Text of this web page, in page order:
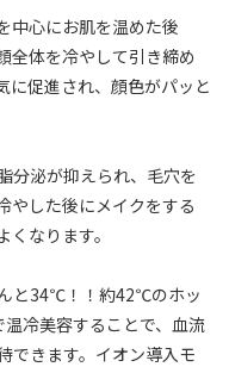
中心にお肌を温めた後
全体を冷やして引き締め
に促進され、顔色がパッと
分泌が抑えられ、毛穴を
やした後にメイクをする
なります。
と34℃！！約42℃のホッ
冷美容することで、血流
できます。イオン導入モ